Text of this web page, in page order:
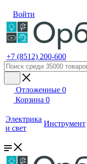
Войти
+7 (8512) 200-600
Отложенные 0
Корзина 0
Электрика
и свет
Инструмент